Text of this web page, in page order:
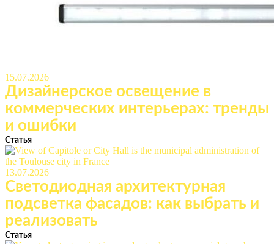
15.07.2026
Дизайнерское освещение в
коммерческих интерьерах: тренды
и ошибки
Статья
13.07.2026
Светодиодная архитектурная
подсветка фасадов: как выбрать и
реализовать
Статья